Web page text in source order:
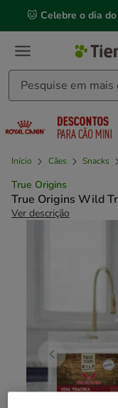
mensagem,
🐱 Celebre o dia
Início Cães Snacks
True Origins
True Origins Wild
Ver descrição